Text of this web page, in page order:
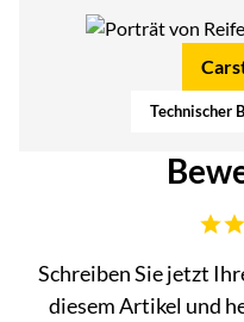
Technischer
Schreiben Sie jetzt
diesem Artikel und